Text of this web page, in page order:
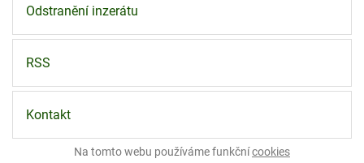
Odstranění inzerátu
RSS
Kontakt
Na tomto webu používáme funkčnícookies